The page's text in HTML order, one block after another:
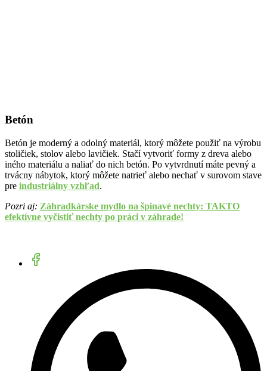
Betón
Betón je moderný a odolný materiál, ktorý môžete použiť na výrobu
stoličiek, stolov alebo lavičiek. Stačí vytvoriť formy z dreva alebo
iného materiálu a naliať do nich betón. Po vytvrdnutí máte pevný a
trvácny nábytok, ktorý môžete natrieť alebo nechať v surovom stave
pre industriálny vzhľad.
Pozri aj: Záhradkárske mydlo na špinavé nechty: TAKTO
efektívne vyčistiť nechty po práci v záhrade!